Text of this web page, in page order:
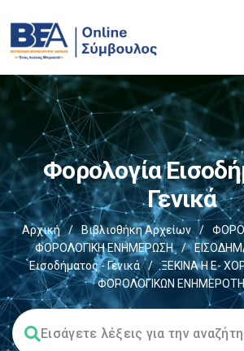
Φορολογία
Γενικά
Αρχική / Βιβλιοθήκη Αρχείων /
ΦΟΡΟΛΟΓΙΚΗ ΕΝΗΜΕΡΩΣΗ
/
Εισοδήματος - Γενικά
/
ΞΕΚΙΝΑ Η E-
ΦΟΡΟΛΟΓΙΚΩΝ